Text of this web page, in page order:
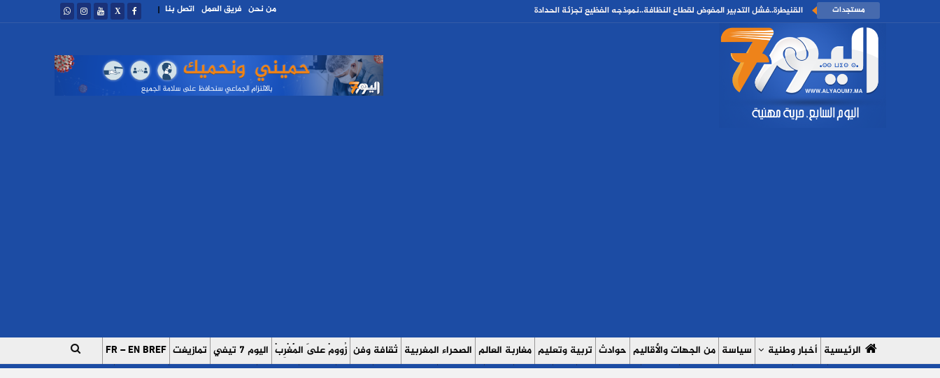
| اتصل بنا فريق العمل من نحن مستجدات القنيطرة..فشل التدبير المفوض لقطاع النظافة..نموذجه الفظيع تجزئة الحدادة
الرئيسية أخبار وطنية سياسة من الجهات والأقاليم حوادث تربية وتعليم مغاربة العالم الصحراء المغربية ثقافة وفن زُوومْ عَلَى الْمَغْرِبْ اليوم 7 تيفي تمازيغت FR – EN BREF